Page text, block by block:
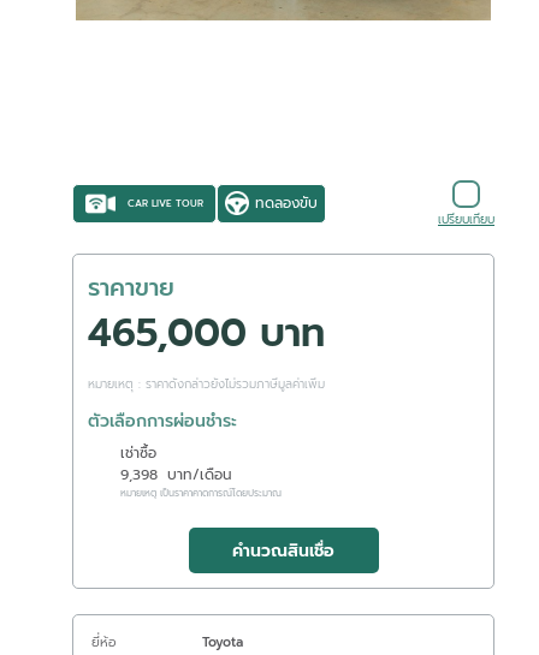
CAR LIVE TOUR ทดลองขับ
เปรียบเทียบ
ราคาขาย
465,000 บาท
หมายเหตุ : ราคาดังกล่าวยังไม่รวมภาษีมูลค่าเพิ่ม
ตัวเลือกการผ่อนชำระ
เช่าซื้อ
9,398 บาท/เดือน
หมายเหตุ เป็นราคาคาดการณ์โดยประมาณ
คำนวณสินเชื่อ
ยี่ห้อ
Toyota